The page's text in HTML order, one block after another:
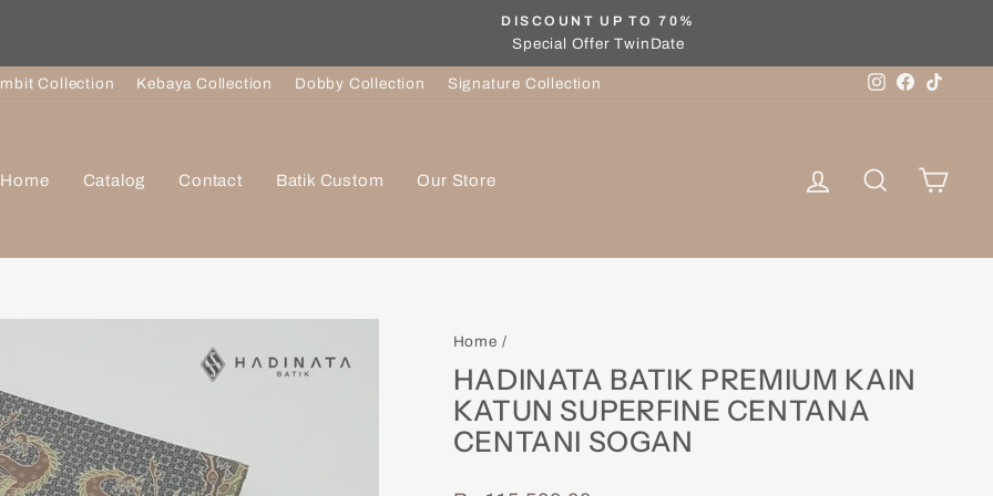
slideshow
DISCOUNT UP TO 70%
Special Offer TwinDate
Collection Kebaya Collection Dobby Collection Signature Collection Instagram
Facebook
Home Catalog Contact Batik Custom Our Store Log in SearchCart
Home /
HADINATA BATIK PREMIUM KAIN
KATUN SUPERFINE CENTANA
CENTANI SOGAN